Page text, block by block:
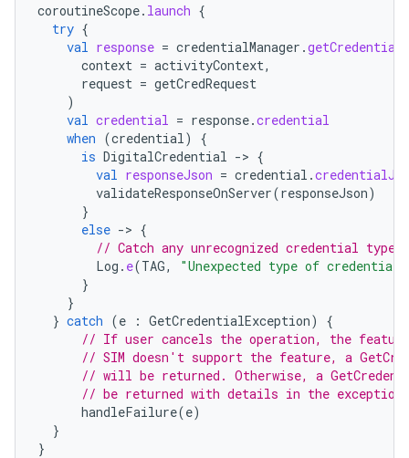
coroutineScope. launch {
try {
val response = credentialManager .getCredential
context = activityContext,
request = getCredRequest
)
val credential = response.credential
when (credential )
{
is DigitalCredential -> {
val responseJson = credential .
validateResponseOnServer(responseJson)
}
else -> {
// Catch any unrecognized credential type
Log . e(TAG, "Unexpected type of credential
}
}
} catch (e : GetCredentialException)
{
// If user cancels the operation, the
// SIM doesn't support the feature, a
// will be returned. Otherwise, a
// be returned with details in the exception
handleFailure(e)
}
}